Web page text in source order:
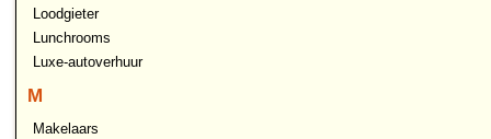
Loodgieter
Lunchrooms
Luxe-autoverhuur
M
Makelaars